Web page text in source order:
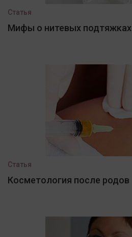
Статья
Мифы о нитевых подтяжках
Статья
Косметология после родов